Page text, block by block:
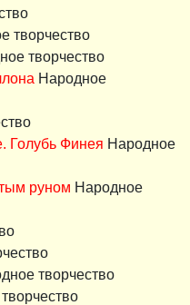
творчество
творчество
Народное
Голубь Финея Народное
руном Народное
творчество